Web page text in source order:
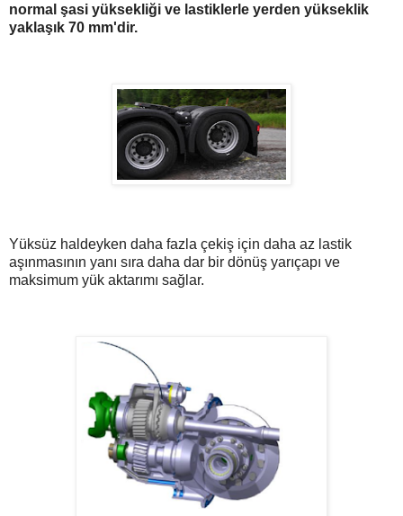
normal şasi yüksekliği ve lastiklerle yerden yükseklik
yaklaşık 70 mm'dir.
Yüksüz haldeyken daha fazla çekiş için daha az lastik
aşınmasının yanı sıra daha dar bir dönüş yarıçapı ve
maksimum yük aktarımı sağlar.